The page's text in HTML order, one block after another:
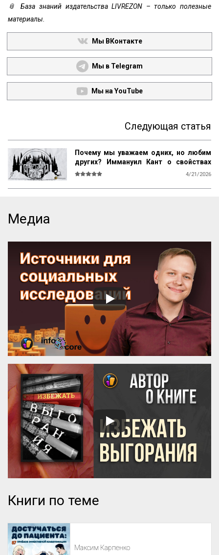
📎 База знаний издательства LIVREZON – только полезные
материалы.
Мы ВКонтакте
Мы в Telegram
Мы на YouTube
Следующая статья
Почему мы уважаем одних, но любим
других? Иммануил Кант о свойствах
возвышенного и прекрасного
4/21/2026
добродетель бургомистра. Правдивость
и честность просты и благородны, шутка
и угодливая лесть тонки и красивы.
Учтивость украшение добродетели.
Бескорыстное служебное рвение
благородно, утонченность и вежливость
прекрасны. Возвышенные свойства
внушают уважение, прекрасные любовь.
Люди, чувство которых обращено
преимущественно на прекрасное, ищут
себе честных, вер...
Медиа
Книги по теме
Максим Карпенко